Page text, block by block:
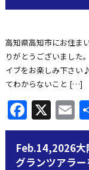
高知県高知市にお住ま
りがとうございました
イブをお楽しみ下さい
てわからないこと […]
X
Feb.14,2026大
グランツアラ